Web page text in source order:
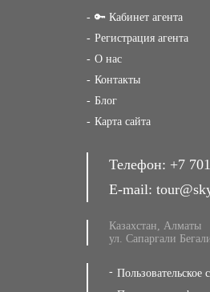
🔑 Кабинет агента
Регистрация агента
О нас
Контакты
Блог
Карта сайта
Телефон: +7
E-mail:
Казахстан, Алматы
ул. Сапаргали
Пользовательское